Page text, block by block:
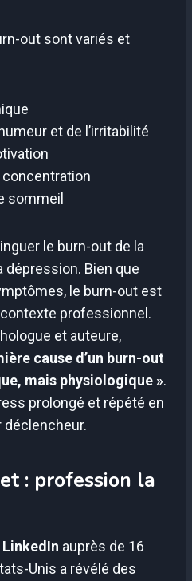
out sont variés et
et de l’irritabilité
sommeil
le burn-out de la
dépression. Bien que
le burn-out est
professionnel.
et auteure,
cause d’un burn-out
mais physiologique ».
prolongé et répété en
: profession la
auprès de 16
Unis a révélé des